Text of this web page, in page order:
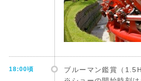
18:00頃
ブルーマン鑑賞（